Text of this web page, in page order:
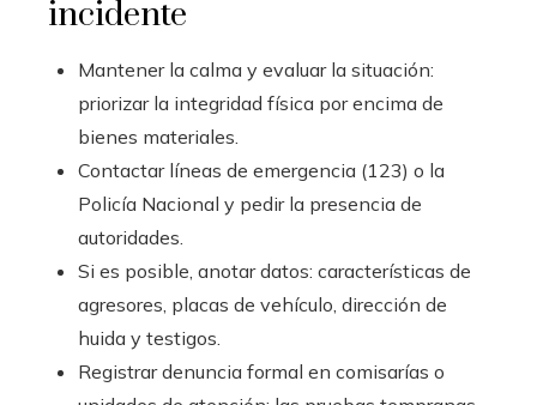
incidente
Mantener la calma y evaluar la situación:
priorizar la integridad física por encima de
bienes materiales.
Contactar líneas de emergencia (123) o la
Policía Nacional y pedir la presencia de
autoridades.
Si es posible, anotar datos: características de
agresores, placas de vehículo, dirección de
huida y testigos.
Registrar denuncia formal en comisarías o